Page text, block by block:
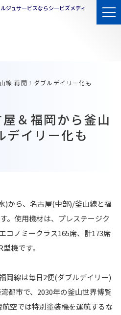
ジュサービスならシービズメディ
線 再開！ダブルデイリー化も
＆福岡から釜山
デイリー化も
)から、名古屋(中部)/釜山線と福
。使用機材は、プレステージク
コノミークラス165席、計173席
機です。
岡線は毎日2便(ダブルデイリー)
都市で、2030年の釜山世界博覧
空では特別塗装機を運航するな